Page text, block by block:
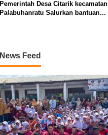
Pemerintah Desa Citarik kecamatan
Palabuhanratu Salurkan bantuan
News Feed